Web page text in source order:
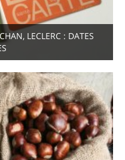
LECLERC : DATES